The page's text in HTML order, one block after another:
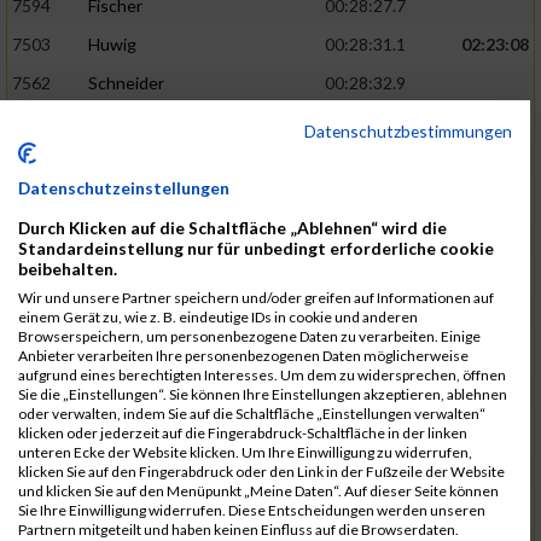
7594 Fischer
00:28:27.7
7503
Huwig 00:28:31.1
02:23:08
7562
Schneider
00:28:32.9
00:28:33.9
7463
7540
Altmeyer
7712
Welter 00:28:53.6
7670
Hensel
7507
Pingen
00:29:23.4
7730
Planta
00:29:23.6
7641
Heit
00:29:24.1
7682
Klein 00:29:34.6
02:28:48
7732
Samson
00:29:36.6
7544
Faltenbacher
00:29:46.5
Datenschutzbestimmungen
Datenschutzeinstellungen
Durch Klicken auf die Schaltfläche „Ablehnen“ wird die
Standardeinstellung nur für unbedingt erforderliche cookie
beibehalten.
Wir und unsere Partner speichern und/oder greifen auf Informationen auf
einem Gerät zu, wie z. B. eindeutige IDs in cookie und anderen
Browserspeichern, um personenbezogene Daten zu verarbeiten. Einige
Anbieter verarbeiten Ihre personenbezogenen Daten möglicherweise
aufgrund eines berechtigten Interesses. Um dem zu widersprechen, öffnen
Sie die „Einstellungen“. Sie können Ihre Einstellungen akzeptieren, ablehnen
oder verwalten, indem Sie auf die Schaltfläche „Einstellungen verwalten“
klicken oder jederzeit auf die Fingerabdruck-Schaltfläche in der linken
unteren Ecke der Website klicken. Um Ihre Einwilligung zu widerrufen,
klicken Sie auf den Fingerabdruck oder den Link in der Fußzeile der Website
und klicken Sie auf den Menüpunkt „Meine Daten“. Auf dieser Seite können
Sie Ihre Einwilligung widerrufen. Diese Entscheidungen werden unseren
Partnern mitgeteilt und haben keinen Einfluss auf die Browserdaten.